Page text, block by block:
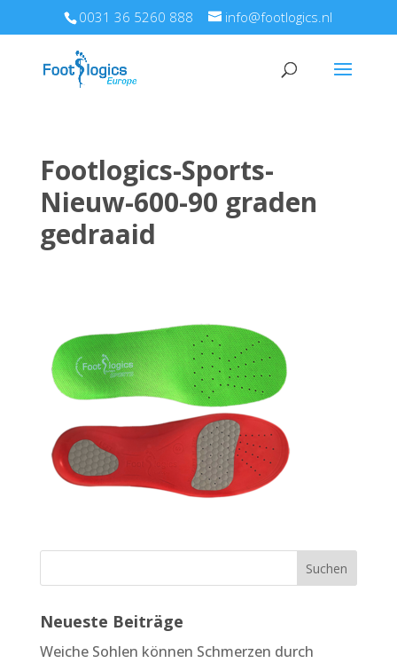
0031 36 5260 888 info@footlogics.nl
Footlogics-Sports-
Nieuw-600-90 graden
gedraaid
Neueste Beiträge
Weiche Sohlen können Schmerzen durch